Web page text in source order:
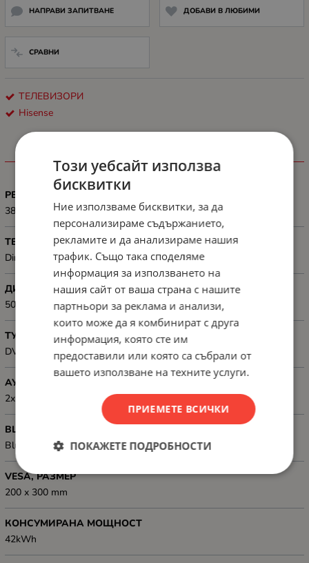
НАПРАВИ ЗАПИТВАНЕ ДОБАВИ В ЛЮБИМИ
СРАВНИ
ТЕЛЕВИЗОРИ
Hisense
ХАРАКТЕРИСТИКИ
РЕЗОЛЮЦИЯ
3840x2160
ТЕХНОЛОГИЯ
Direct LED
ДИНАМИЧЕН КОНТРАСТ
5000:1
ТУНЕР
DVB-T2/C/S2
АУДИО
2x 7W, DTS Virtual X, User equalizer
BLUETOOTH
Bluetooth
VESA, РАЗМЕР
200 x 300 mm
КОНСУМИРАНА МОЩНОСТ
42kWh
Този уебсайт използва
бисквитки
Ние използваме бисквитки, за да
персонализираме съдържанието,
рекламите и да анализираме нашия
трафик. Също така споделяме
информация за използването на
нашия сайт от ваша страна с нашите
партньори за реклама и анализи,
които може да я комбинират с друга
информация, която сте им
предоставили или която са събрали от
вашето използване на техните услуги.
ПРИЕМЕТЕ ВСИЧКИ
ПОКАЖЕТЕ ПОДРОБНОСТИ